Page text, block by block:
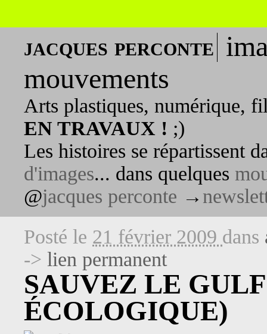
jacques perconte
mouvements
Arts plastiques, numérique,
EN TRAVAUX ! ;)
Les histoires se répartissent
d'images... dans quelques
@jacques perconte →
Posté le 21 février 2009 dans
-> lien permanent
SAUVEZ LE
ÉCOLOGIQUE)